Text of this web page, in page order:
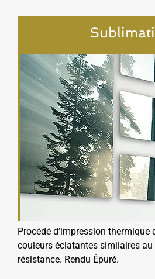
Procédé d’impression thermique
couleurs éclatantes similaires
résistance. Rendu Épuré.